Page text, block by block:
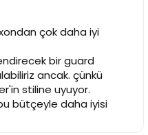
çok daha iyi
bir guard
ancak. çünkü
stiline uyuyor.
bütçeyle daha iyisi